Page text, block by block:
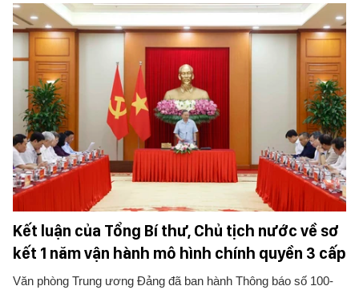
Kết luận của Tổng Bí thư, Chủ tịch nước về sơ
kết 1 năm vận hành mô hình chính quyền 3 cấp
Văn phòng Trung ương Đảng đã ban hành Thông báo số 100-